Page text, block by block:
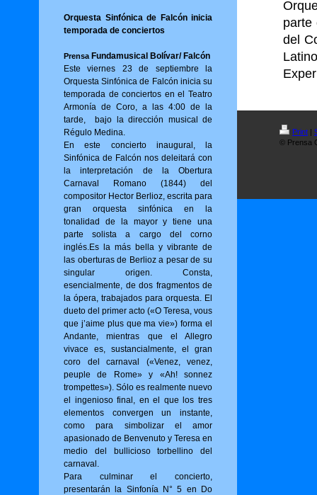
Orquesta Sinfónica de Falcón inicia
temporada de conciertos
PrensaFundamusical Bolívar/ Falcón
Este viernes 23 de septiembre la
Orquesta Sinfónica de Falcón inicia su
temporada de conciertos en el Teatro
Armonía de Coro, a las 4:00 de la
tarde, bajo la dirección musical de
Régulo Medina.
En este concierto inaugural, la
Sinfónica de Falcón nos deleitará con
la interpretación de la Obertura
Carnaval Romano (1844) del
compositor Hector Berlioz, escrita para
gran orquesta sinfónica en la
tonalidad de la mayor y tiene una
parte solista a cargo del corno
inglés.Es la más bella y vibrante de
las oberturas de Berlioz a pesar de su
singular origen. Consta,
esencialmente, de dos fragmentos de
la ópera, trabajados para orquesta. El
dueto del primer acto («O Tere­sa, vous
que j’aime plus que ma vie») for­ma el
Andante, mientras que el Allegro
vivace es, sustancialmente, el gran
coro del carnaval («Venez, venez,
peuple de Rome» y «Ah! sonnez
trompettes»). Sólo es realmente nuevo
el ingenioso final, en el que los tres
elementos convergen un instante,
como para simbolizar el amor
apasionado de Benvenuto y Teresa en
medio del bullicioso torbellino del
carnaval.
Para culminar el concierto,
presentarán la Sinfonía N° 5 en Do
parte
del
Print |
© Prensa